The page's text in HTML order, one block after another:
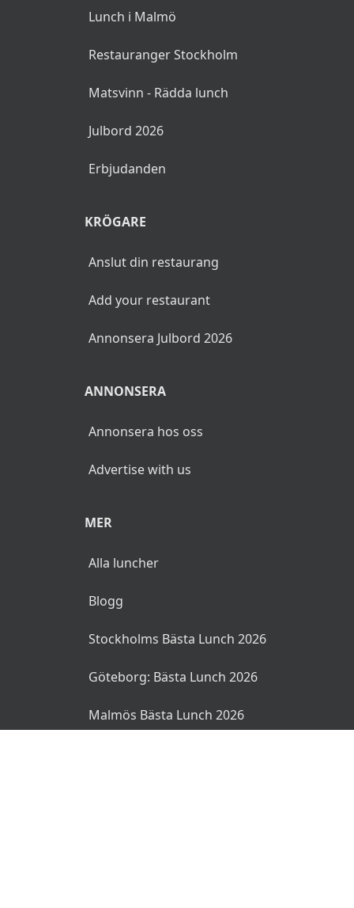
Lunch i Malmö
Restauranger Stockholm
Matsvinn - Rädda lunch
Julbord 2026
Erbjudanden
KRÖGARE
Anslut din restaurang
Add your restaurant
Annonsera Julbord 2026
ANNONSERA
Annonsera hos oss
Advertise with us
MER
Alla luncher
Blogg
Stockholms Bästa Lunch 2026
Göteborg: Bästa Lunch 2026
Malmös Bästa Lunch 2026